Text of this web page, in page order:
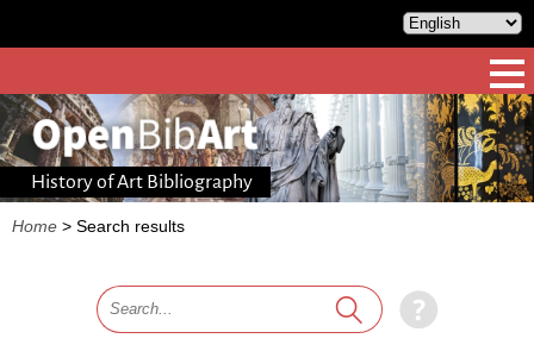
History of Art Bibliography
Home > Search results